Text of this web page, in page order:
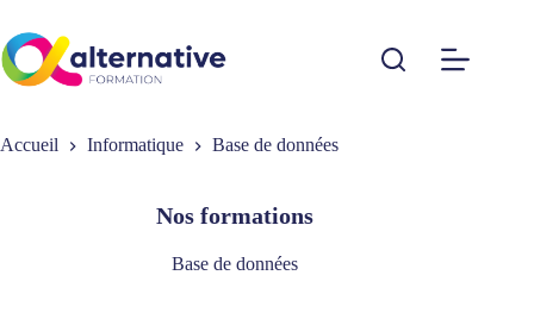
contenu
Accueil Informatique Base de données
Nos formations
Base de données